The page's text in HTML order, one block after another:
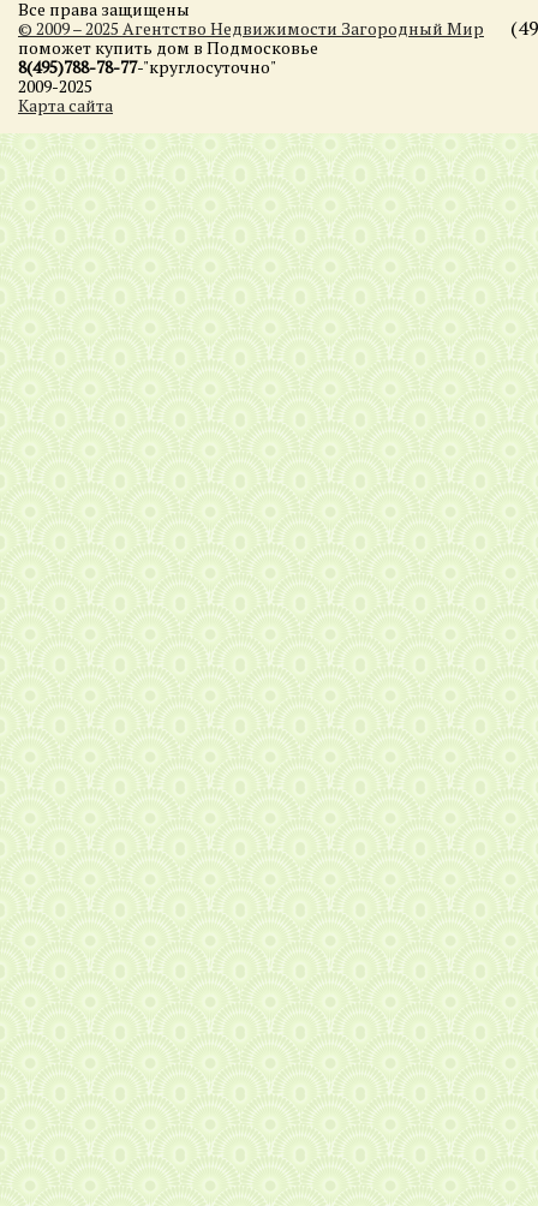
Все права защищены
© 2009 – 2025 Агентство Недвижимости Загородный Мир
поможет купить дом в Подмосковье
8(495)788-78-77-"круглосуточно"
2009-2025
Карта сайта